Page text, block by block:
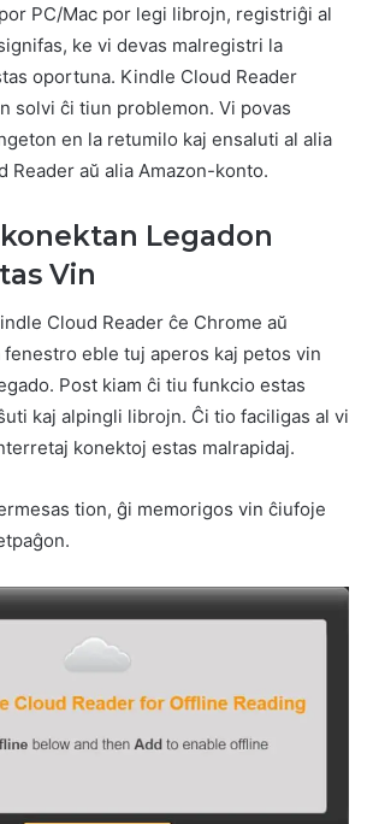
PC/Mac por legi librojn, registriĝi al
ke vi devas malregistri la
oportuna. Kindle Cloud Reader
solvi ĉi tiun problemon. Vi povas
en la retumilo kaj ensaluti al alia
Reader aŭ alia Amazon-konto.
Legadon
Vin
Cloud Reader ĉe Chrome aŭ
fenestro eble tuj aperos kaj petos vin
Post kiam ĉi tiu funkcio estas
kaj alpingli librojn. Ĉi tio faciligas al vi
konektoj estas malrapidaj.
tion, ĝi memorigos vin ĉiufoje